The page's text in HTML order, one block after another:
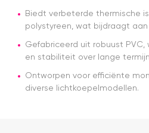
Biedt verbeterde thermische
polystyreen, wat bijdraagt
Gefabriceerd uit robuust
en stabiliteit over lange
Ontworpen voor efficiënte
diverse lichtkoepelmodellen.